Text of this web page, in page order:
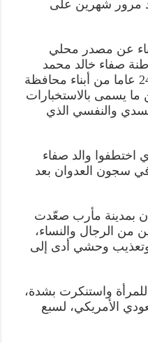
مارب
الدفاع
عن
الارض
والعرض
مغلقة
مرور شهرين على
عن مصدر محلي
صفاء خالد محمد
صالح الأمير البالغة من العمر 24 عاما من أبناء محافظة
ما يسمى بالاستخبارات
والنفسي الذي
اختطفوا والد صفاء
في سجون العدوان بعد
بمدينة مأرب صعّدت
من الرجال والنساء،
وحشي أدى إلى
للمرأة واستنكرت بشدة،
الأمريكي، لسبع